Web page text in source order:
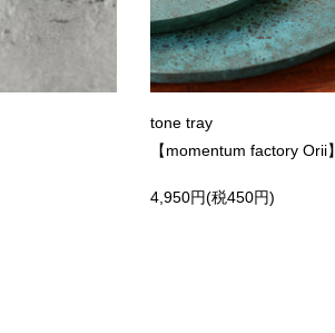
tone tray
【momentum factory Orii】
4,950円(税450円)